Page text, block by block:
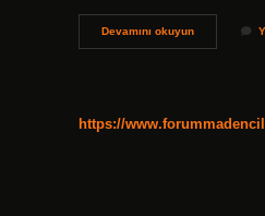
Devamını okuyunEn
Çok
https://